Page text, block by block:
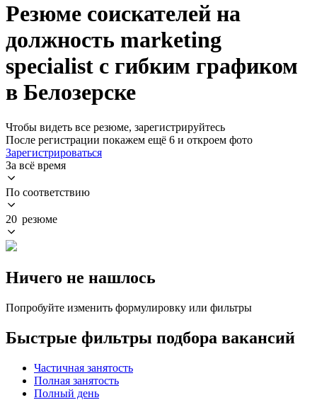
Резюме соискателей на
должность marketing
specialist с гибким графиком
в Белозерске
Чтобы видеть все резюме, зарегистрируйтесь
После регистрации покажем ещё 6 и откроем фото
Зарегистрироваться
За всё время
По соответствию
20 резюме
Ничего не нашлось
Попробуйте изменить формулировку или фильтры
Быстрые фильтры подбора вакансий
Частичная занятость
Полная занятость
Полный день